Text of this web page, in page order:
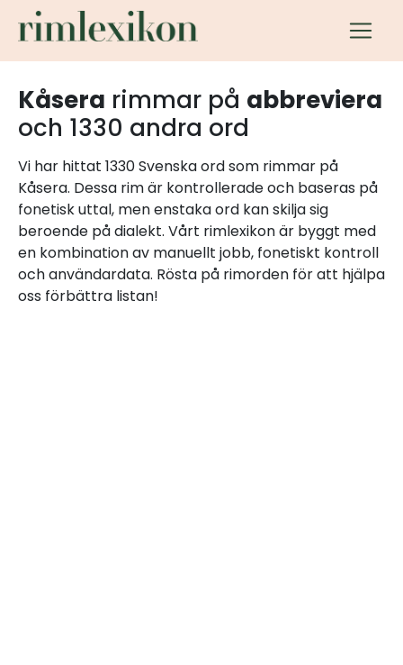
Kåsera rimmar på abbreviera
och 1330 andra ord
Vi har hittat 1330 Svenska ord som rimmar på
Kåsera. Dessa rim är kontrollerade och baseras på
fonetisk uttal, men enstaka ord kan skilja sig
beroende på dialekt. Vårt rimlexikon är byggt med
en kombination av manuellt jobb, fonetiskt kontroll
och användardata. Rösta på rimorden för att hjälpa
oss förbättra listan!